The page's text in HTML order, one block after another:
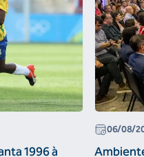
1996 à
06/08/